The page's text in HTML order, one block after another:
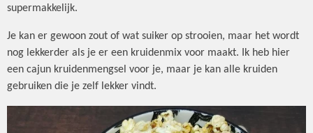
supermakkelijk.
Je kan er gewoon zout of wat suiker op strooien, maar het wordt
nog lekkerder als je er een kruidenmix voor maakt. Ik heb hier
een cajun kruidenmengsel voor je, maar je kan alle kruiden
gebruiken die je zelf lekker vindt.